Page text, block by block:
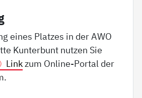
eines Platzes in der AWO
Kunterbunt nutzen Sie
Linkzum Online-Portal der